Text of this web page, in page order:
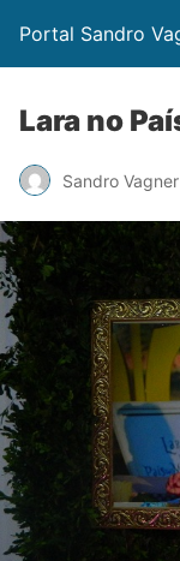
Portal Sandro
Lara no
Sandro Vagner